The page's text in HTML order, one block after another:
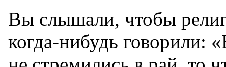
Вы слышали, чтобы
когда-нибудь говорили: